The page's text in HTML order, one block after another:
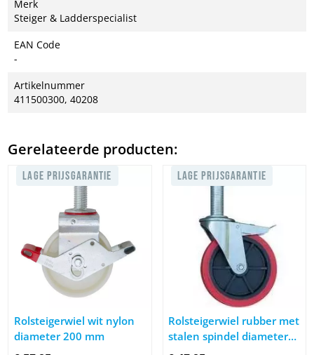
Merk
Steiger & Ladderspecialist
EAN Code
-
Artikelnummer
411500300, 40208
Gerelateerde producten:
LAGE PRIJSGARANTIE
Afbeelding Rolsteigerwiel wit nylon diameter 200 mm
Rolsteigerwiel wit nylon
diameter 200 mm
LAGE PRIJSGARANTIE
Afbeelding Rolsteigerwiel
Rolsteigerwiel rubber met
stalen spindel diameter
200 mm